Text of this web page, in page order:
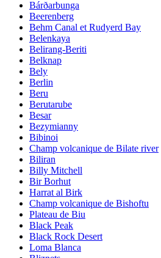
Bárðarbunga
Beerenberg
Behm Canal et Rudyerd Bay
Belenkaya
Belirang-Beriti
Belknap
Bely
Berlin
Beru
Berutarube
Besar
Bezymianny
Bibinoi
Champ volcanique de Bilate river
Biliran
Billy Mitchell
Bir Borhut
Harrat al Birk
Champ volcanique de Bishoftu
Plateau de Biu
Black Peak
Black Rock Desert
Loma Blanca